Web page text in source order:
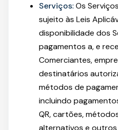
Serviços:Os
sujeito às Leis
disponibilidade dos
pagamentos a, e
Comerciantes,
destinatários
métodos de
incluindo
QR, cartões,
alternativos e outros